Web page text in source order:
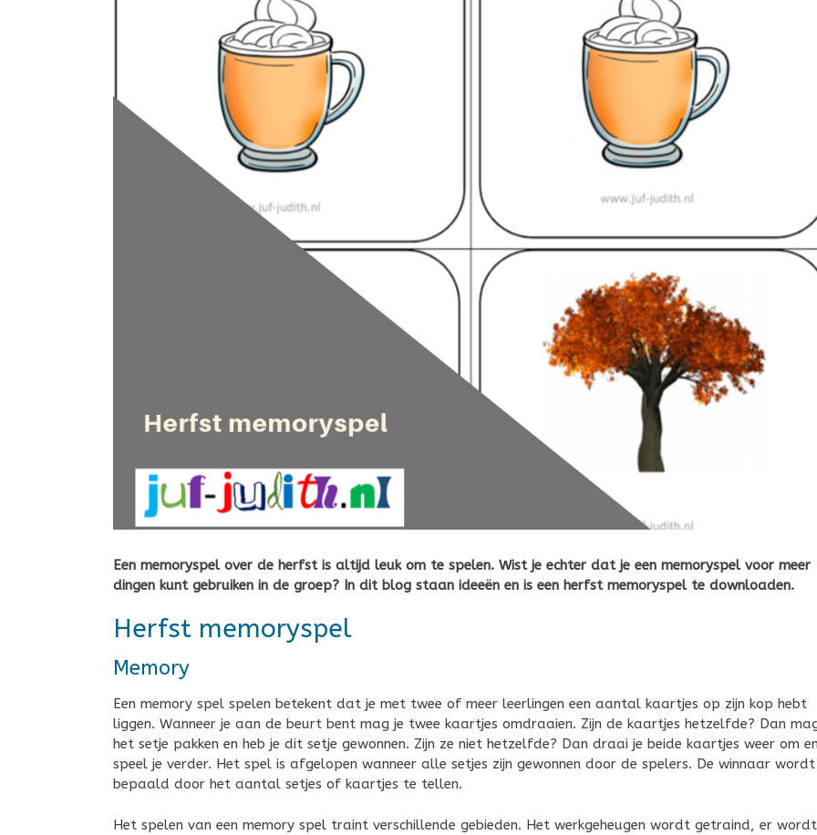
Een memoryspel over de herfst is altijd leuk om te spelen. Wist je echter dat je een memoryspel voor meer
dingen kunt gebruiken in de groep? In dit blog staan ideeën en is een herfst memoryspel te downloaden.
Herfst memoryspel
Memory
Een memory spel spelen betekent dat je met twee of meer leerlingen een aantal kaartjes op zijn kop hebt
liggen. Wanneer je aan de beurt bent mag je twee kaartjes omdraaien. Zijn de kaartjes hetzelfde? Dan
het setje pakken en heb je dit setje gewonnen. Zijn ze niet hetzelfde? Dan draai je beide kaartjes weer om en
speel je verder. Het spel is afgelopen wanneer alle setjes zijn gewonnen door de spelers. De winnaar wordt
bepaald door het aantal setjes of kaartjes te tellen.
Het spelen van een memory spel traint verschillende gebieden. Het werkgeheugen wordt getraind, er wordt